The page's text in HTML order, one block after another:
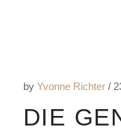
by Yvonne Richter
DIE